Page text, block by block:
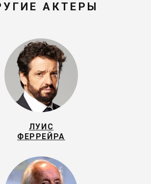
АКТЕРЫ
ЛУИС
ФЕРРЕЙРА